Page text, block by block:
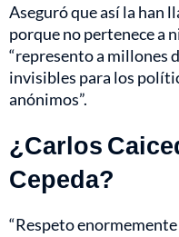
Aseguró que así la han
porque no pertenece a
“represento a millones
invisibles para los
anónimos”.
¿Carlos
Cepeda?
“Respeto